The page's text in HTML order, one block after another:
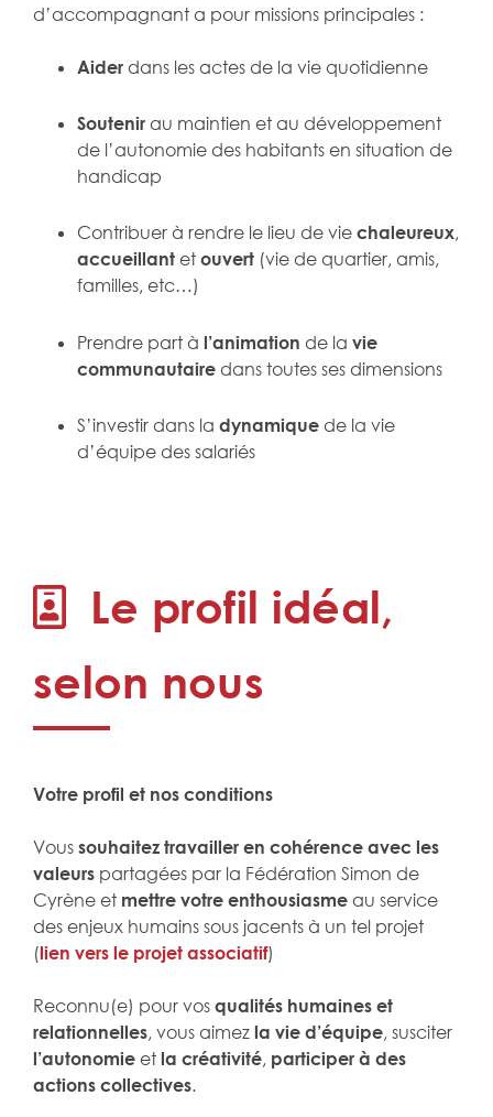
d’accompagnant a pour missions principales :
Aider dans les actes de la vie quotidienne
Soutenir au maintien et au développement
de l’autonomie des habitants en situation de
handicap
Contribuer à rendre le lieu de vie chaleureux,
accueillant et ouvert (vie de quartier, amis,
familles, etc…)
Prendre part à l’animation de la vie
communautaire dans toutes ses dimensions
S’investir dans la dynamique de la vie
d’équipe des salariés
Le profil idéal,
selon nous
Votre profil et nos conditions
Vous souhaitez travailler en cohérence avec les
valeurs partagées par la Fédération Simon de
Cyrène et mettre votre enthousiasme au service
des enjeux humains sous jacents à un tel projet
(lien vers le projet associatif)
Reconnu(e) pour vos qualités humaines et
relationnelles, vous aimez la vie d’équipe, susciter
l’autonomie et la créativité, participer à des
actions collectives.